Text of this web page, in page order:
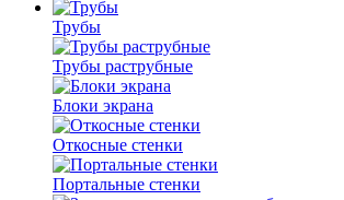
Трубы
Трубы раструбные
Блоки экрана
Откосные стенки
Портальные стенки